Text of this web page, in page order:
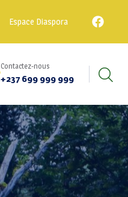
Espace Diaspora
Contactez-nous
+237 699 999 999